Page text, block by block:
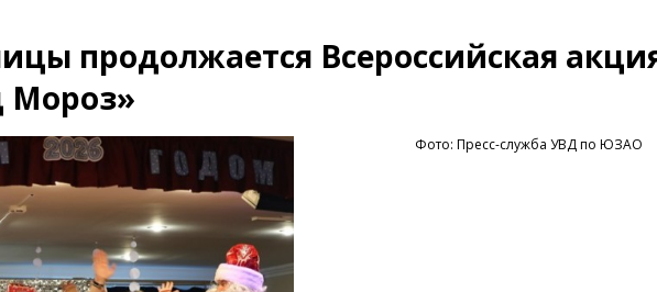
продолжается Всероссийская
Мороз»
Фото: Пресс-служба УВД по ЮЗАО